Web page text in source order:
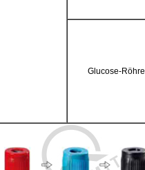
Glucose-Röhre